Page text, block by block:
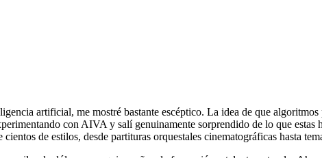
artificial, me mostré bastante escéptico. La idea de que
con AIVA y salí genuinamente sorprendido de lo que estas
de estilos, desde partituras orquestales cinematográficas hasta